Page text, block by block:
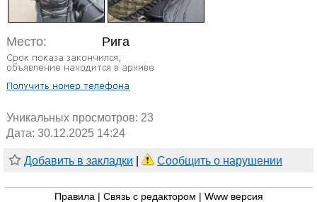
Место: Рига
Уникальных просмотров: 23
Дата: 30.12.2025 14:24
Добавить в закладки Сообщить о нарушении
Правила Связь с редактором Www версия